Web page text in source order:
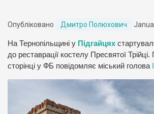
Опубліковано Дмитро Полюхович
На Тернопільщині у Підгайцях
до реставрації костелу Пресвятої
сторінці у ФБ повідомляє міський голова